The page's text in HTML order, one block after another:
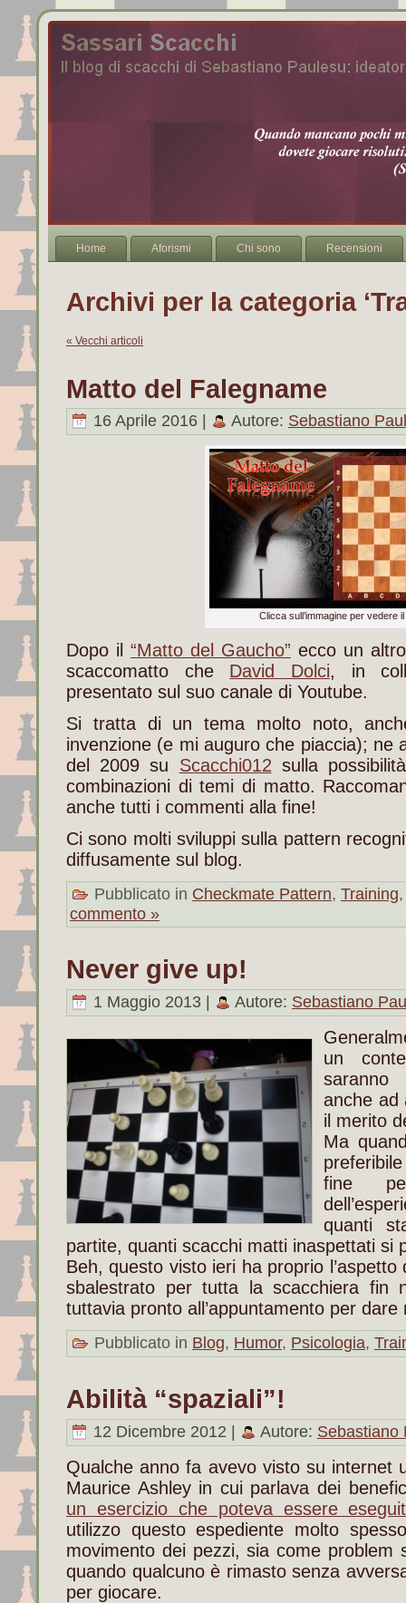
Home Aforismi Chi sono Recensioni
Archivi per la categoria
« Vecchi articoli
Matto del Falegname
16 Aprile 2016 | Autore: Sebastiano
Clicca sull’immagine per vedere
Dopo il “Matto del Gaucho” ecco un
scaccomatto che David Dolci, in
presentato sul suo canale di Youtube.
Si tratta di un tema molto noto,
invenzione (e mi auguro che piaccia); ne
del 2009 su Scacchi012 sulla
combinazioni di temi di matto.
anche tutti i commenti alla fine!
Ci sono molti sviluppi sulla pattern
diffusamente sul blog.
Pubblicato in Checkmate Pattern, Training
commento »
Never give up!
1 Maggio 2013 | Autore: Sebastiano
un
saranno
anche ad
il merito
Ma
fine
quanti
partite, quanti scacchi matti inaspettati si
Beh, questo visto ieri ha proprio
sbalestrato per tutta la scacchiera fin
tuttavia pronto all’appuntamento per
Pubblicato in Blog, Humor, Psicologia,
Abilità “spaziali”!
12 Dicembre 2012 | Autore: Sebastiano
Qualche anno fa avevo visto su internet
Maurice Ashley in cui parlava dei
un esercizio che poteva essere
utilizzo questo espediente molto
movimento dei pezzi, sia come problem
quando qualcuno è rimasto senza
per giocare.